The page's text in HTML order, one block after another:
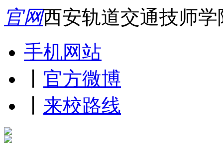
官网西安轨道交通技师
手机网站
官方微博
来校路线